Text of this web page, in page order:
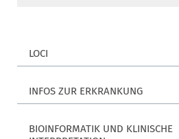
LOCI
INFOS ZUR ERKRANKUNG
BIOINFORMATIK UND KLINISCHE